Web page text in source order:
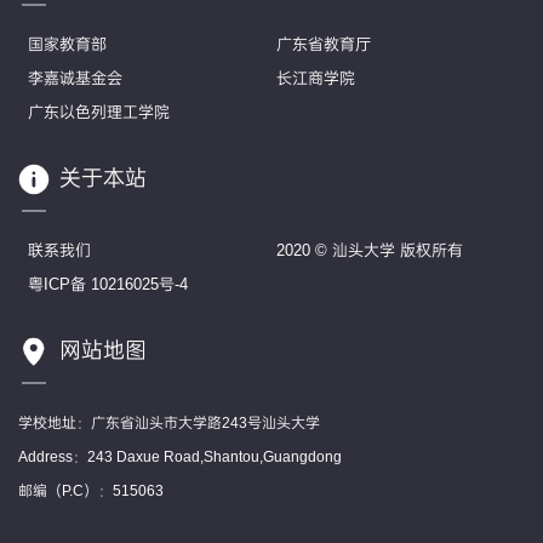
国家教育部
广东省教育厅
李嘉诚基金会
长江商学院
广东以色列理工学院
关于本站
联系我们
2020 © 汕头大学 版权所有
粤ICP备 10216025号-4
网站地图
学校地址：广东省汕头市大学路243号汕头大学
Address：243 Daxue Road,Shantou,Guangdong
邮编（P.C）：515063